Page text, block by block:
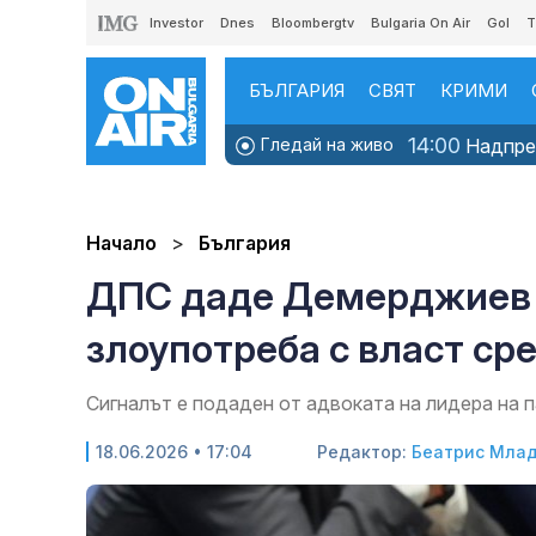
Investor Dnes Bloombergtv Bulgaria On Air Gol
БЪЛГАРИЯ СВЯТ КРИМИ
Гледай на живо 14:00
Начало България
ДПС даде Демерджиев
злоупотреба с власт
Сигналът е подаден от адвоката на лидера на
18.06.2026 • 17:04 Редактор: Беатрис